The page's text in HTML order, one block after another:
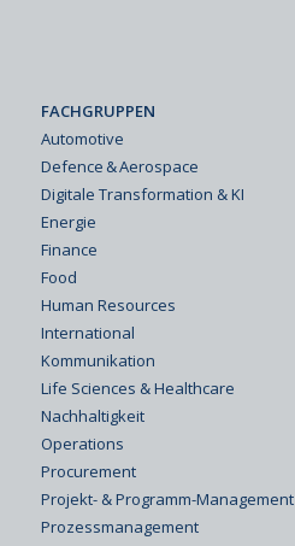
FACHGRUPPEN
Automotive
Defence & Aerospace
Digitale Transformation & KI
Energie
Finance
Food
Human Resources
International
Kommunikation
Life Sciences & Healthcare
Nachhaltigkeit
Operations
Procurement
Projekt- & Programm-Management
Prozessmanagement